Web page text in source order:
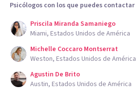
Psicólogos con los que puedes contactar
Priscila Miranda Samaniego
Miami, Estados Unidos de América
Michelle Coccaro Montserrat
Weston, Estados Unidos de América
Agustin De Brito
Austin, Estados Unidos de América